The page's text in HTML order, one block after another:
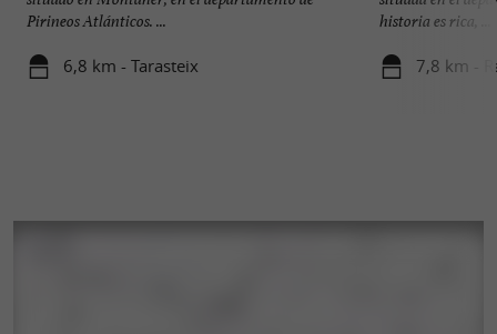
Pirineos Atlánticos. ...
6,8 km - Tarasteix
historia es rica, ...
7,8 km -